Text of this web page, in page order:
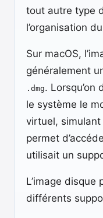
tout autre type
l’organisation
Sur macOS,
généralement
.dmg. Lorsqu’on
le système le
virtuel, simulant
permet
utilisait un
L’image
différents